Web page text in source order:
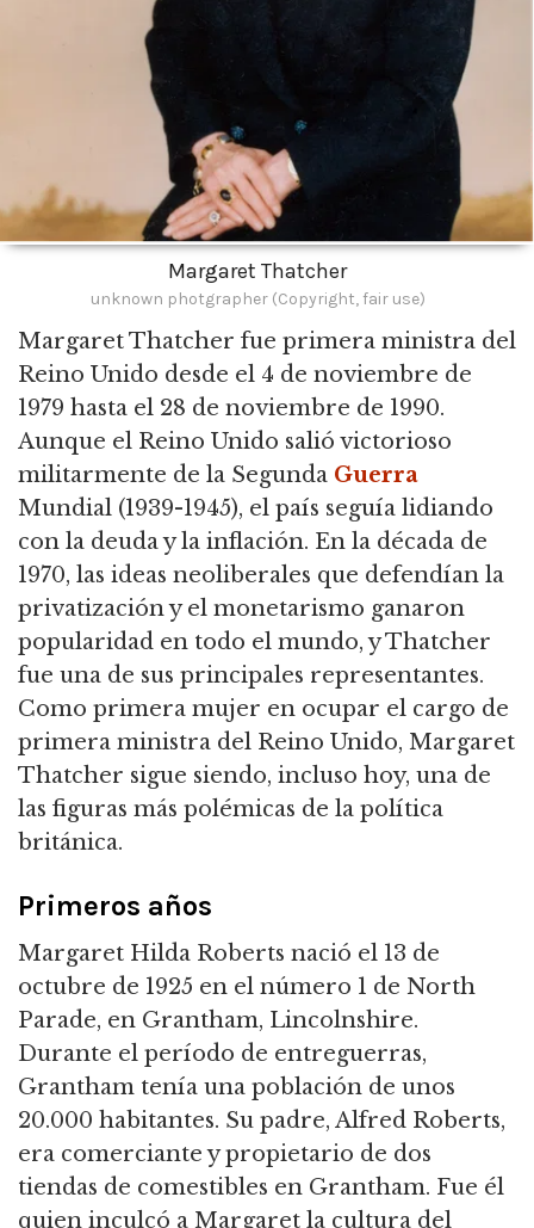
Margaret Thatcher
unknown photgrapher (Copyright, fair use)
Margaret Thatcher fue primera ministra del
Reino Unido desde el 4 de noviembre de
1979 hasta el 28 de noviembre de 1990.
Aunque el Reino Unido salió victorioso
militarmente de la Segunda Guerra
Mundial (1939-1945), el país seguía lidiando
con la deuda y la inflación. En la década de
1970, las ideas neoliberales que defendían la
privatización y el monetarismo ganaron
popularidad en todo el mundo, y Thatcher
fue una de sus principales representantes.
Como primera mujer en ocupar el cargo de
primera ministra del Reino Unido, Margaret
Thatcher sigue siendo, incluso hoy, una de
las figuras más polémicas de la política
británica.
Primeros años
Margaret Hilda Roberts nació el 13 de
octubre de 1925 en el número 1 de North
Parade, en Grantham, Lincolnshire.
Durante el período de entreguerras,
Grantham tenía una población de unos
20.000 habitantes. Su padre, Alfred Roberts,
era comerciante y propietario de dos
tiendas de comestibles en Grantham. Fue él
quien inculcó a Margaret la cultura del